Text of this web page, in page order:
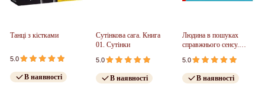
Танці з кістками
5.0
В наявності
Сутінкова сага. Книга
01. Сутінки
5.0
В наявності
Людина в пошуках
справжнього сенсу.
Психолог у концтаборі
5.0
В наявності